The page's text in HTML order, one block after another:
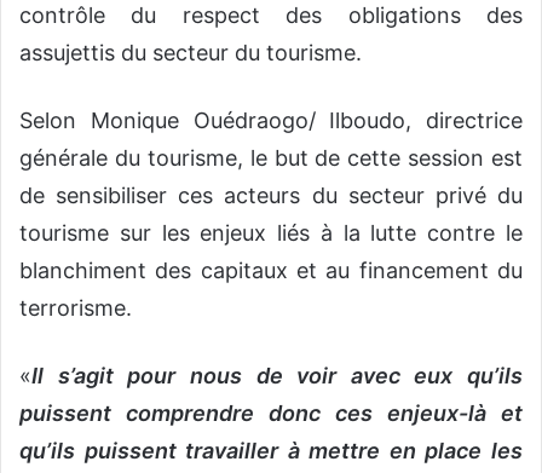
contrôle du respect des obligations des
assujettis du secteur du tourisme.
Selon Monique Ouédraogo/ Ilboudo, directrice
générale du tourisme, le but de cette session est
de sensibiliser ces acteurs du secteur privé du
tourisme sur les enjeux liés à la lutte contre le
blanchiment des capitaux et au financement du
terrorisme.
«Il s’agit pour nous de voir avec eux qu’ils
puissent comprendre donc ces enjeux-là et
qu’ils puissent travailler à mettre en place les